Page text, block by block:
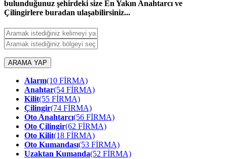
bulunduğunuz şehirdeki size En Yakın Anahtarcı ve
Çilingirlere buradan ulaşabilirsiniz...
ARAMA YAP
Alarm(10 FİRMA)
Anahtar(54 FİRMA)
Kilit(55 FİRMA)
Çilingir(74 FİRMA)
Oto Anahtarcı(56 FİRMA)
Oto Çilingir(62 FİRMA)
Oto Kilit(18 FİRMA)
Oto Kumandası(53 FİRMA)
Uzaktan Kumanda(52 FİRMA)